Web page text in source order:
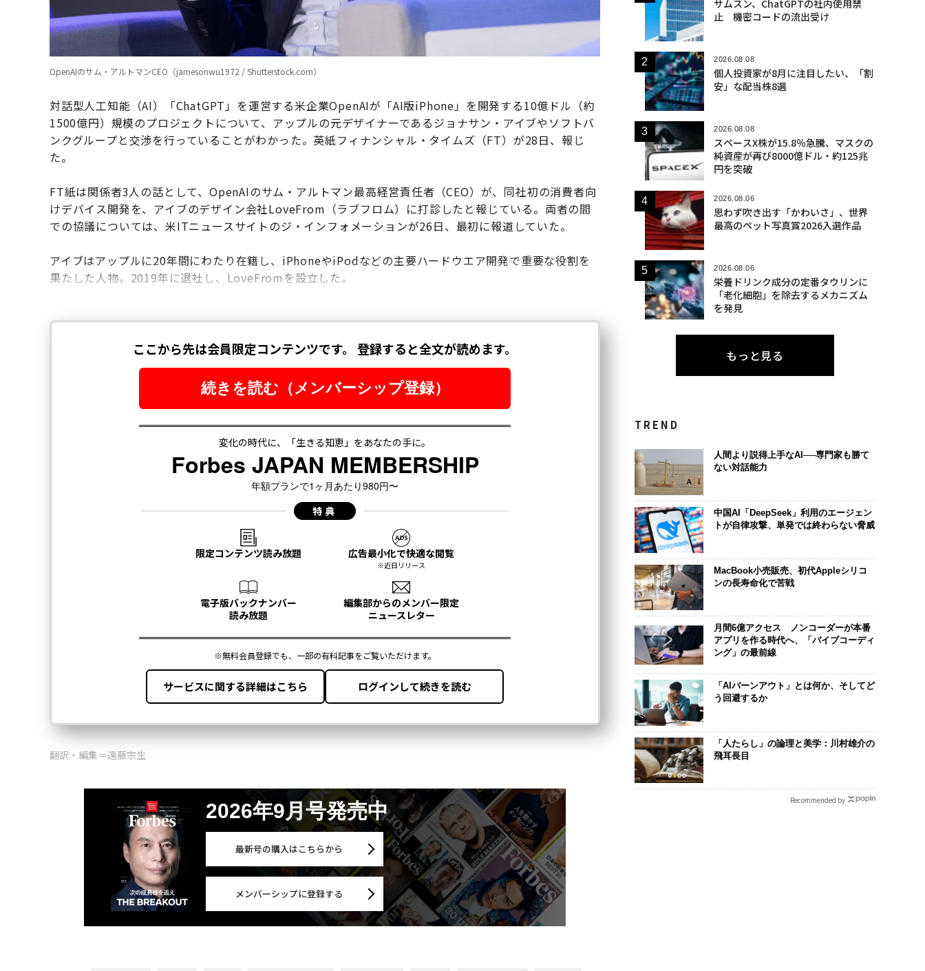
OpenAIのサム・アルトマンCEO（jamesonwu1972 / Shutterstock.com）
対話型人工知能（AI）「ChatGPT」を運営する米企業OpenAIが「AI版iPhone」を開発する10億ドル（約
1500億円）規模のプロジェクトについて、アップルの元デザイナーであるジョナサン・アイブやソフトバ
ンクグループと交渉を行っていることがわかった。英紙フィナンシャル・タイムズ（FT）が28日、報じ
た。
FT紙は関係者3人の話として、OpenAIのサム・アルトマン最高経営責任者（CEO）が、同社初の消費者向
けデバイス開発を、アイブのデザイン会社LoveFrom（ラブフロム）に打診したと報じている。両者の間
での協議については、米ITニュースサイトのジ・インフォメーションが26日、最初に報道していた。
アイブはアップルに20年間にわたり在籍し、iPhoneやiPodなどの主要ハードウエア開発で重要な役割を
果たした人物。2019年に退社し、LoveFromを設立した。
翻訳・編集＝遠藤宗生
2026年9月号発売中
最新号の購入はこちらから
メンバーシップに登録する
サムスン、ChatGPTの社内使用禁
止 機密コードの流出受け
2026.08.08
個人投資家が8月に注目したい、「割
安」な配当株8選
2026.08.08
スペースX株が15.8％急騰、マスクの
純資産が再び8000億ドル・約125兆
円を突破
2026.08.06
思わず吹き出す「かわいさ」、世界
最高のペット写真賞2026入選作品
2026.08.06
栄養ドリンク成分の定番タウリンに
「老化細胞」を除去するメカニズム
を発見
もっと見る
TREND
人間より説得上手なAI──専門家も勝て
ない対話能力
中国AI「DeepSeek」利用のエージェン
トが自律攻撃、単発では終わらない脅威
MacBook小売販売、初代Appleシリコ
ンの長寿命化で苦戦
月間6億アクセス ノンコーダーが本番
アプリを作る時代へ、「バイブコーディ
ング」の最前線
「AIバーンアウト」とは何か、そしてど
う回避するか
「人たらし」の論理と美学：川村雄介の
飛耳長目
Recommended by